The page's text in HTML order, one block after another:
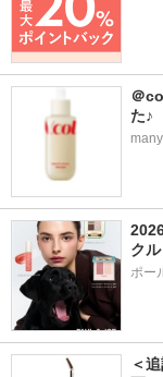
＠
た♪
ク
ポー
＜